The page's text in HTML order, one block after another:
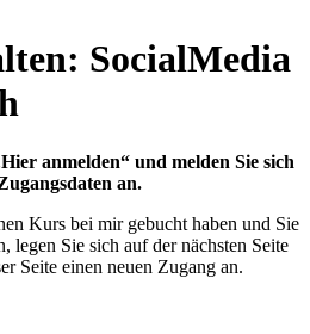
SocialMedia
anmelden“ und melden Sie sich
an.
Kurs bei mir gebucht haben und Sie
legen Sie sich auf der nächsten Seite
Seite einen neuen Zugang an.